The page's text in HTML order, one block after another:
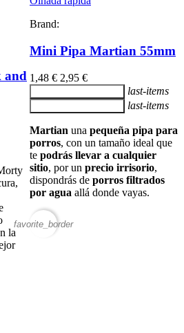
and
la
Brand:
Mini Pipa Martian 55mm
1,48 € 2,95 €
last-items
last-items
Martian una pequeña pipa para
porros, con un tamaño ideal que
te podrás llevar a cualquier
sitio, por un precio irrisorio,
dispondrás de porros filtrados
por agua allá donde vayas.
favorite_border